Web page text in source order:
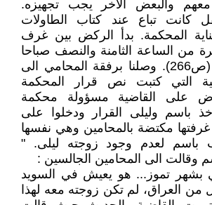
والبعض الأخر يجب تجهيزه.
كانت تباع عند كتاب الطاولات
المحكمة. بدأ الركض بين غرف
من الساعة الثامنة والنصف صباحا
الى الواحدة ظهرا (ص266). وصلنا برفقة المحامي الى
التي كتبت نص قرار المحكمة
على القاضية مسؤولة محكمة
باسم وليلى القرار ودخلوا على
غرفتها مكتضة بالمحامين وهي نفسها
لعدم وجود زوجته ليلى. "
وقالت الى المحامين الجالسين :
بشهر تموز... هو يعيش في السويد
من العراق، لم تكن زوجته معه لهذا